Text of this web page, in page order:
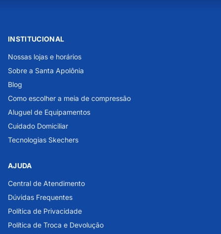
INSTITUCIONAL
Nossas lojas e horários
Sobre a Santa Apolônia
Blog
Como escolher a meia de compressão
Aluguel de Equipamentos
Cuidado Domiciliar
Tecnologias Skechers
AJUDA
Central de Atendimento
Dúvidas Frequentes
Política de Privacidade
Política de Troca e Devolução